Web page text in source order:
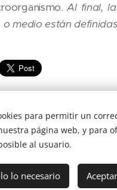
Al final,
medio están
Creado con Webnode
para permitir un
página web, y para
al usuario.
lo necesario